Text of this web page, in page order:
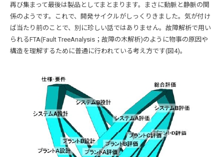
再び集まって最後は製品としてまとまります。まさに動脈と静脈の関
係のようです。これで、開発サイクルがしっくりきました。気が付け
ば当たり前のことで、別に珍しい話ではありません。故障解析で用い
られるFTA(Fault TreeAnalysis；故障の木解析)のように物事の原因や
構造を理解するために普通に行われている考え方です(図4)。